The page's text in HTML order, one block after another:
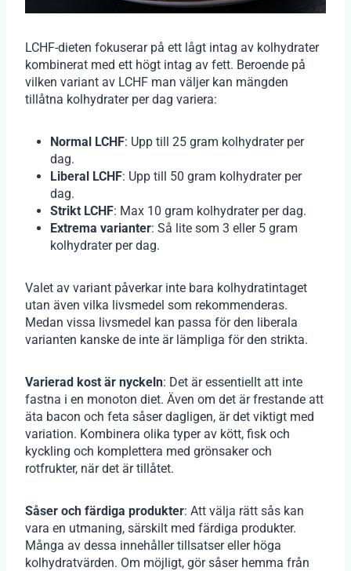
LCHF-dieten fokuserar på ett lågt intag av kolhydrater
kombinerat med ett högt intag av fett. Beroende på
vilken variant av LCHF man väljer kan mängden
tillåtna kolhydrater per dag variera:
Normal LCHF: Upp till 25 gram kolhydrater per
dag.
Liberal LCHF: Upp till 50 gram kolhydrater per
dag.
Strikt LCHF: Max 10 gram kolhydrater per dag.
Extrema varianter: Så lite som 3 eller 5 gram
kolhydrater per dag.
Valet av variant påverkar inte bara kolhydratintaget
utan även vilka livsmedel som rekommenderas.
Medan vissa livsmedel kan passa för den liberala
varianten kanske de inte är lämpliga för den strikta.
Varierad kost är nyckeln: Det är essentiellt att inte
fastna i en monoton diet. Även om det är frestande att
äta bacon och feta såser dagligen, är det viktigt med
variation. Kombinera olika typer av kött, fisk och
kyckling och komplettera med grönsaker och
rotfrukter, när det är tillåtet.
Såser och färdiga produkter: Att välja rätt sås kan
vara en utmaning, särskilt med färdiga produkter.
Många av dessa innehåller tillsatser eller höga
kolhydratvärden. Om möjligt, gör såser hemma från